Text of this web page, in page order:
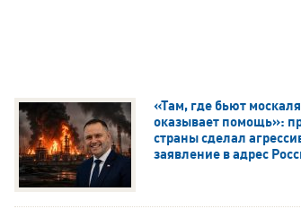
«Там, где бьют
оказывает помощь»:
страны сделал
заявление в адрес